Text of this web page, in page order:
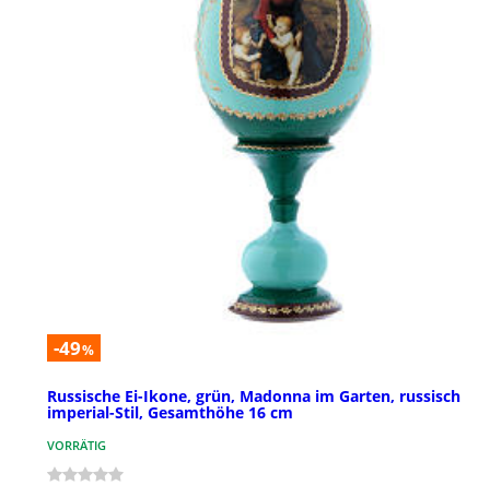
-49%
Russische Ei-Ikone, grün, Madonna im Garten, russisch
imperial-Stil, Gesamthöhe 16 cm
VORRÄTIG